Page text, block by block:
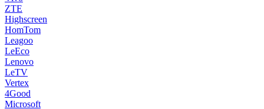
ZTE
Highscreen
HomTom
Leagoo
LeEco
Lenovo
LeTV
Vertex
4Good
Microsoft